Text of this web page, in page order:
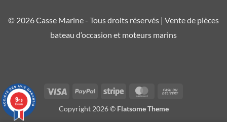
© 2026 Casse Marine - Tous droits réservés | Vente de pièces
bateau d’occasion et moteurs marins
Visa PayPal Stripe MasterCard
Copyright 2026 © Flatsome Theme
9/10
134 avis